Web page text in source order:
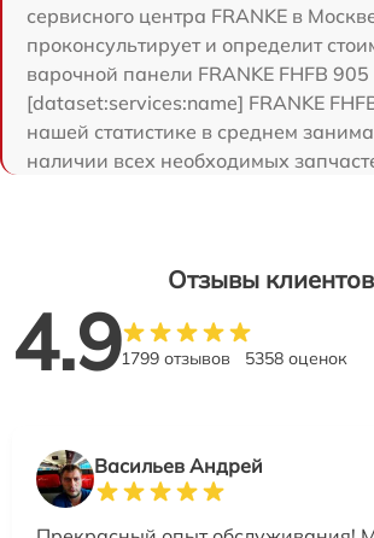
сервисного центра FRANKE в
проконсультирует и определит
варочной панели FRANKE FHFB 905
[dataset:services:name] FRANKE
нашей статистике в среднем
наличии всех необходимых
Отзывы клиентов
4.91799 отзывов 5358 оценок
Васильев Андрей